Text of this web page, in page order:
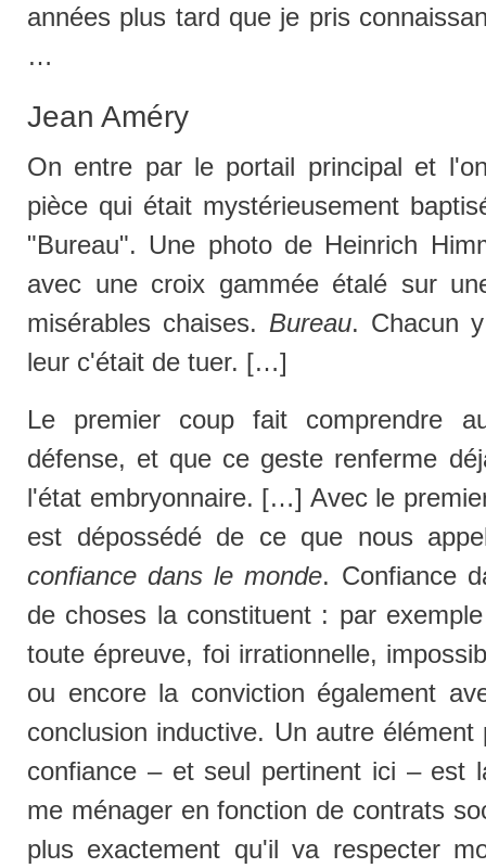
années plus tard que je pris
…
Jean Améry
On entre par le portail principal et
pièce qui était mystérieusement
"Bureau". Une photo de Heinrich
avec une croix gammée étalé sur
misérables chaises. Bureau. Chacun
leur c'était de tuer. […]
Le premier coup fait comprendre
défense, et que ce geste renferme
l'état embryonnaire. […] Avec le
est dépossédé de ce que nous
confiance dans le monde. Confiance
de choses la constituent : par
toute épreuve, foi irrationnelle,
ou encore la conviction également
conclusion inductive. Un autre
confiance – et seul pertinent ici – est
me ménager en fonction de contrats
plus exactement qu'il va respecter